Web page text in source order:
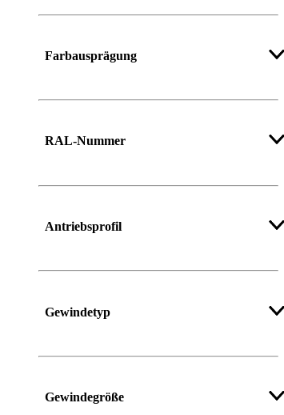
Farbausprägung
RAL-Nummer
Antriebsprofil
Gewindetyp
Gewindegröße